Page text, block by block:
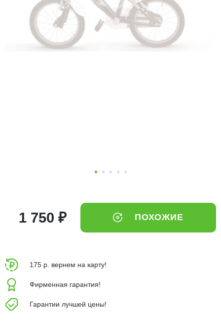
1 750 ₽ ПОХОЖИЕ
175 р. вернем на карту!
Фирменная гарантия!
Гарантии лучшей цены!
Оплачивайте сегодня только
25
% картой любого банка
plait.ru